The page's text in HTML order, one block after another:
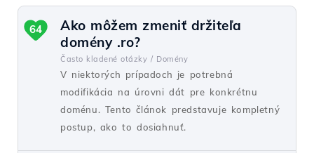
Ako môžem zmeniť držiteľa
domény .ro?
Často kladené otázky / Domény
V niektorých prípadoch je potrebná
modifikácia na úrovni dát pre konkrétnu
doménu. Tento článok predstavuje kompletný
postup, ako to dosiahnuť.
64